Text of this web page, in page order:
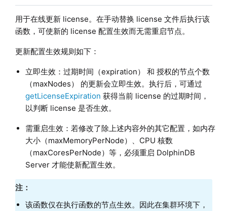
用于在线更新 license。在手动替换 license 文件后执行该
函数，可使新的 license 配置生效而无需重启节点。
更新配置生效规则如下：
立即生效：过期时间（expiration） 和 授权的节点个数
（maxNodes） 的更新会立即生效。执行后，可通过
getLicenseExpiration 获得当前 license 的过期时间，
以判断 license 是否生效。
需重启生效：若修改了除上述内容外的其它配置，如内存
大小（maxMemoryPerNode）、CPU 核数
（maxCoresPerNode）等，必须重启 DolphinDB
Server 才能使新配置生效。
注：
该函数仅在执行函数的节点生效。因此在集群环境下，